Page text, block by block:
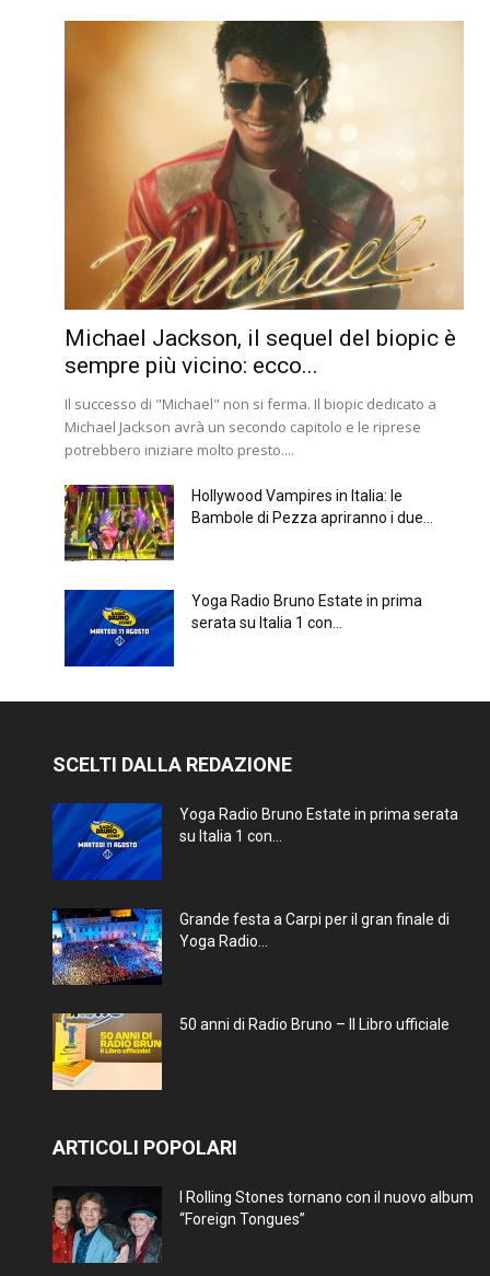
Michael Jackson, il sequel del biopic è
sempre più vicino: ecco...
Il successo di "Michael" non si ferma. Il biopic dedicato a
Michael Jackson avrà un secondo capitolo e le riprese
potrebbero iniziare molto presto....
Hollywood Vampires in Italia: le
Bambole di Pezza apriranno i due...
Yoga Radio Bruno Estate in prima
serata su Italia 1 con...
SCELTI DALLA REDAZIONE
Yoga Radio Bruno Estate in prima serata
su Italia 1 con...
Grande festa a Carpi per il gran finale di
Yoga Radio...
50 anni di Radio Bruno – Il Libro ufficiale
ARTICOLI POPOLARI
I Rolling Stones tornano con il nuovo album
“Foreign Tongues”